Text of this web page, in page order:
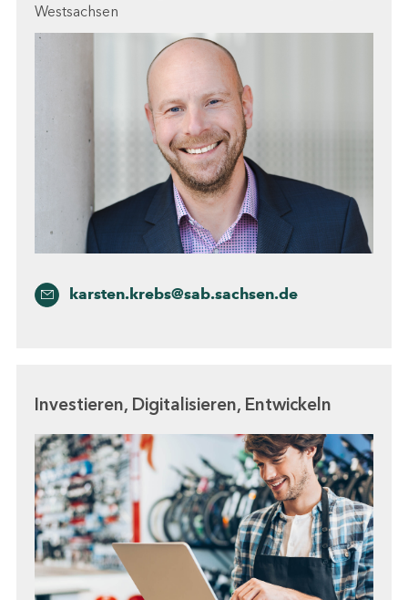
Westsachsen
karsten.krebs@sab.sachsen.de
Investieren, Digitalisieren, Entwickeln